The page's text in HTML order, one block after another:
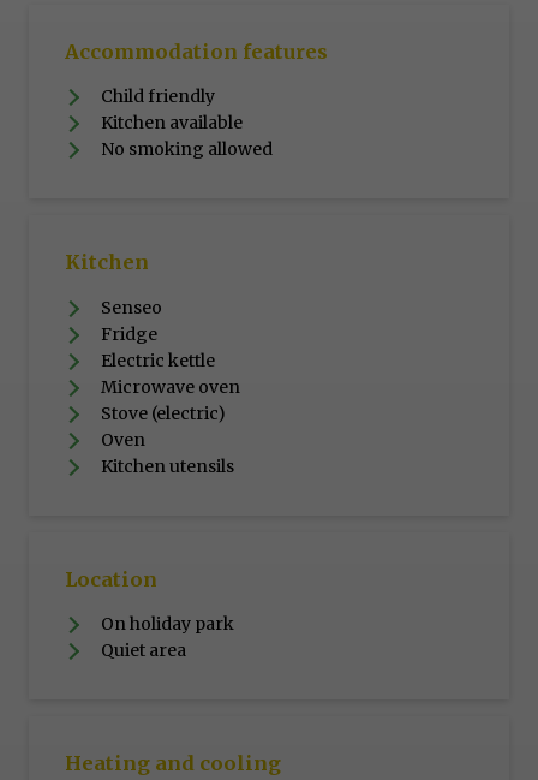
Accommodation features
Child friendly
Kitchen available
No smoking allowed
Kitchen
Senseo
Fridge
Electric kettle
Microwave oven
Stove (electric)
Oven
Kitchen utensils
Location
On holiday park
Quiet area
Heating and cooling